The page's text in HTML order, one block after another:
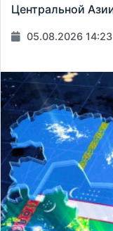
Центральной
05.08.2026 14:23